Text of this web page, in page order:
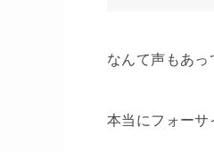
なんて声もあっ
本当にフォーサ